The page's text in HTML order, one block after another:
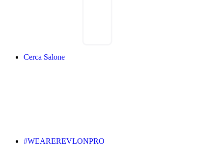
Cerca Salone
#WEAREREVLONPRO